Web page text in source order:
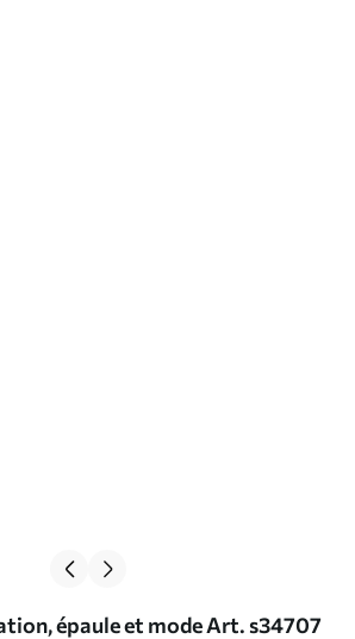
épaule et mode Art. s34707